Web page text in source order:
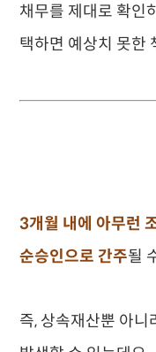
채무를 제대로 확인
택하면 예상치 못한
3개월 내에 아무런
순승인으로 간주될
즉, 상속재산뿐 아